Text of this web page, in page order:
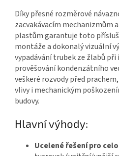
Díky přesné rozměrové
zacvakávacím mechanizmům
plastům garantuje toto
montáže a dokonalý vizuální
vypadávání trubek ze žlabů
prověšování kondenzátního
veškeré rozvody před
vlivy i mechanickým
budovy.
Hlavní výhody:
Ucelené řešení pro